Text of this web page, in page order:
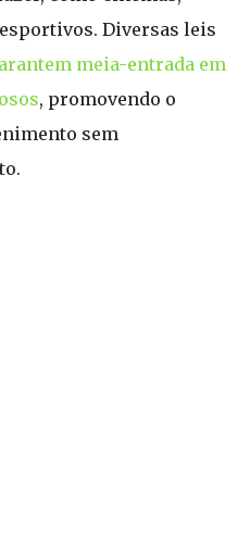
Diversas leis
meia-entrada em
, promovendo o
sem